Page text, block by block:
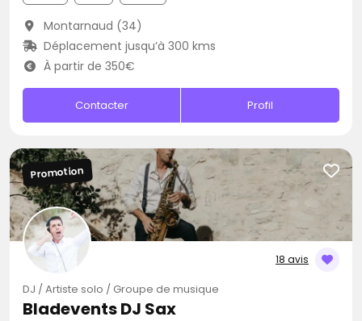
Montarnaud (34)
Déplacement jusqu’à 300 kms
À partir de 350€
Contacter Profil
18 avis
Promotion
DJ / Artiste solo / Groupe de musique
Bladevents DJ Sax